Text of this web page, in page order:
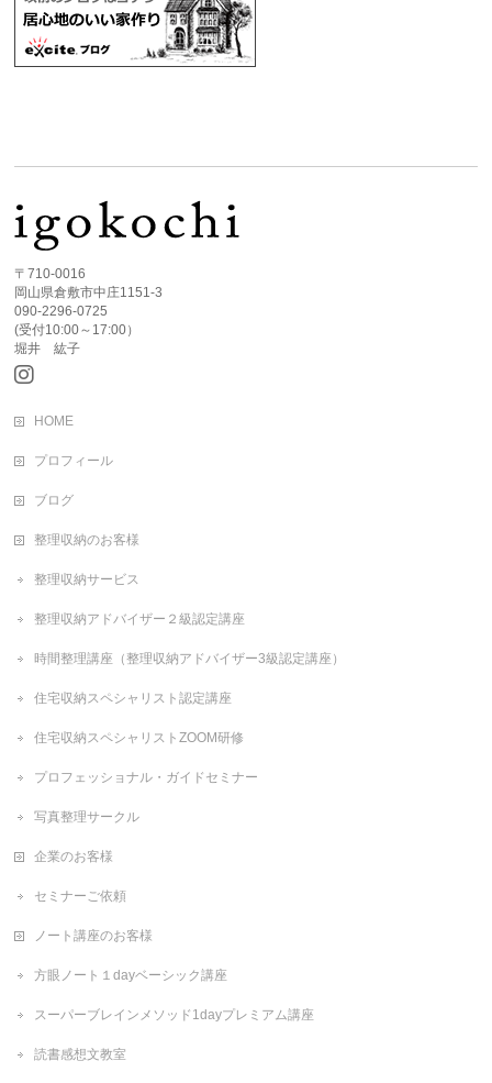
〒710-0016
岡山県倉敷市中庄1151-3
090-2296-0725
(受付10:00～17:00）
堀井 紘子
HOME
プロフィール
ブログ
整理収納のお客様
整理収納サービス
整理収納アドバイザー２級認定講座
時間整理講座（整理収納アドバイザー3級認定講座）
住宅収納スペシャリスト認定講座
住宅収納スペシャリストZOOM研修
プロフェッショナル・ガイドセミナー
写真整理サークル
企業のお客様
セミナーご依頼
ノート講座のお客様
方眼ノート１dayベーシック講座
スーパーブレインメソッド1dayプレミアム講座
読書感想文教室